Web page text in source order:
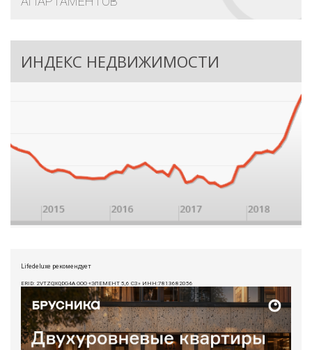
ИНДЕКС НЕДВИЖИМОСТИ
Lifedeluxe рекомендует
ERID: 2VTZQXQDG4A ООО «ЭЛЕМЕНТ 5,6 СЗ» ИНН:7813682056